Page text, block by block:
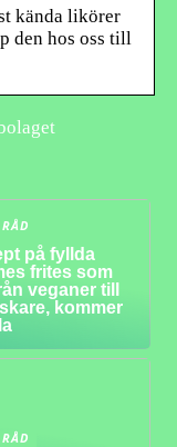
kända likörer
den hos oss till
på fyllda
frites som
veganer till
kommer